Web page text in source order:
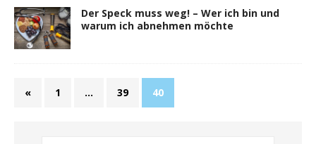
Der Speck muss weg! – Wer ich bin und
warum ich abnehmen möchte
« 1 … 39 40